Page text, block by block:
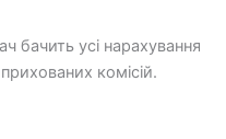
бачить усі нарахування
комісій.